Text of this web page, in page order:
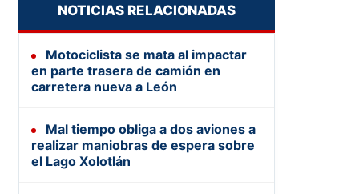
NOTICIAS RELACIONADAS
Motociclista se mata al impactar
en parte trasera de camión en
carretera nueva a León
Mal tiempo obliga a dos aviones a
realizar maniobras de espera sobre
el Lago Xolotlán